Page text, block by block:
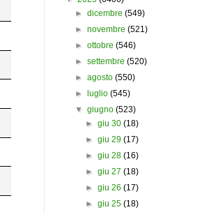
►dicembre (549)
►novembre (521)
►ottobre (546)
►settembre (520)
►agosto (550)
►
luglio (545)
▼ giugno (523)
► giu 30 (18)
► giu 29 (17)
► giu 28 (16)
► giu 27 (18)
► giu 26 (17)
► giu 25 (18)